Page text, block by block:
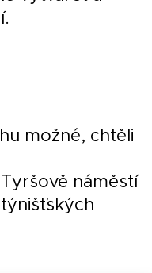
možné, chtěli
náměstí